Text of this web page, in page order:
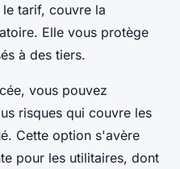
tarif, couvre la
Elle vous protège
à des tiers.
vous pouvez
risques qui couvre les
Cette option s'avère
pour les utilitaires, dont